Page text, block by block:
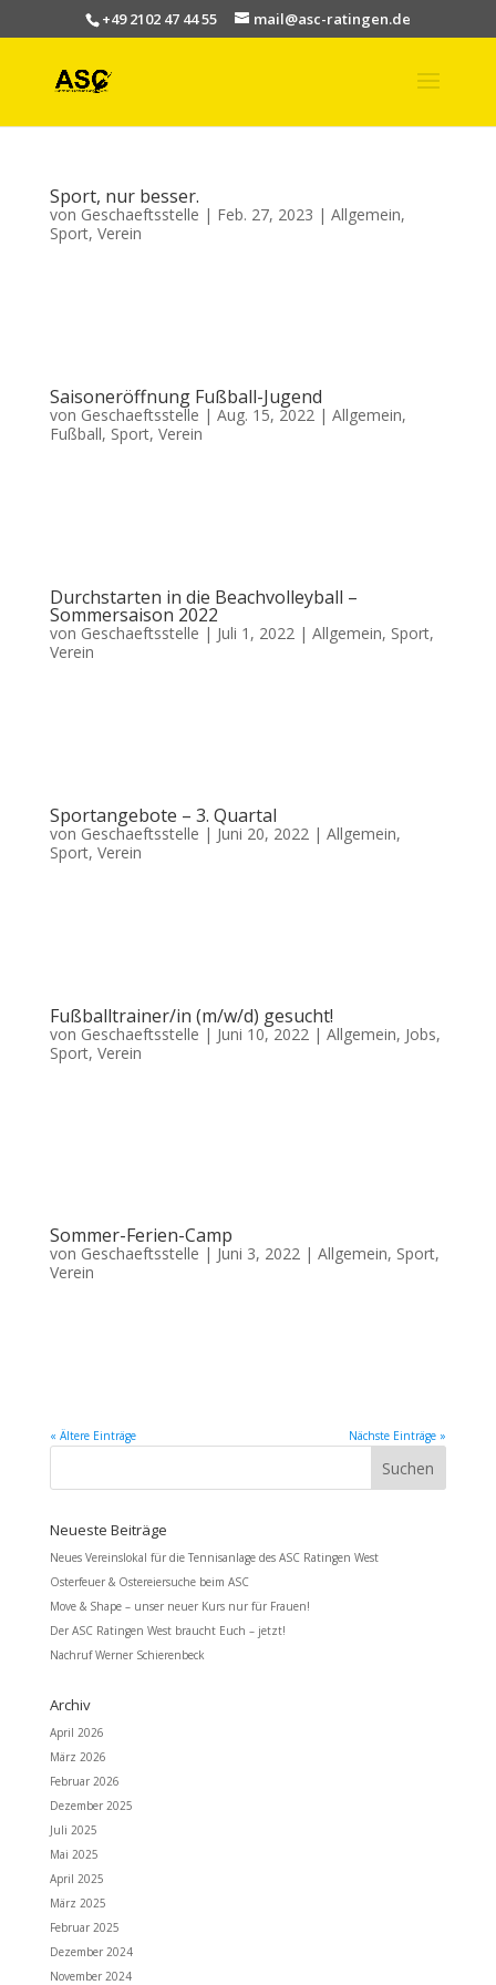
+49 2102 47 44 55 mail@asc-ratingen.de
Sport, nur besser.
von Geschaeftsstelle | Feb. 27, 2023 | Allgemein,
Sport, Verein
Saisoneröffnung Fußball-Jugend
von Geschaeftsstelle | Aug. 15, 2022| Allgemein,
Fußball, Sport, Verein
Durchstarten in die Beachvolleyball –
Sommersaison 2022
von Geschaeftsstelle | Juli 1, 2022| Allgemein, Sport,
Verein
Sportangebote – 3. Quartal
von Geschaeftsstelle | Juni 20, 2022| Allgemein,
Sport, Verein
Fußballtrainer/in (m/w/d) gesucht!
von Geschaeftsstelle | Juni 10, 2022| Allgemein, Jobs,
Sport, Verein
Sommer-Ferien-Camp
von Geschaeftsstelle | Juni 3, 2022| Allgemein, Sport,
Verein
« Ältere Einträge Nächste Einträge »
Neueste Beiträge
Neues Vereinslokal für die Tennisanlage des ASC Ratingen West
Osterfeuer & Ostereiersuche beim ASC
Move & Shape – unser neuer Kurs nur für Frauen!
Der ASC Ratingen West braucht Euch – jetzt!
Nachruf Werner Schierenbeck
Archiv
April 2026
März 2026
Februar 2026
Dezember 2025
Juli 2025
Mai 2025
April 2025
März 2025
Februar 2025
Dezember 2024
November 2024